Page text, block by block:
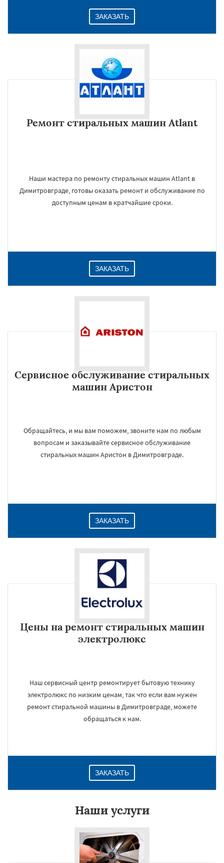
ЗАКАЗАТЬ
Ремонт стиральных машин Atlant
Наши мастера по ремонту стиральных машин Atlant в
Димитровграде, готовы оказать ремонт и обслуживание по
доступным ценам в кратчайшие сроки.
ЗАКАЗАТЬ
Сервисное обслуживание стиральных
машин Аристон
Обращайтесь, и мы вам поможем, звоните нам по любым
вопросам и заказывайте сервисное обслуживание
стиральных машин Аристон в Димитровграде.
ЗАКАЗАТЬ
Цены на ремонт стиральных машин
электролюкс
Наш сервисный центр ремонтирует бытовую технику
электролюкс по низким ценам, так что если вам нужен
ремонт стиральной машины в Димитровграде, можете
обращаться к нам.
ЗАКАЗАТЬ
Наши услуги